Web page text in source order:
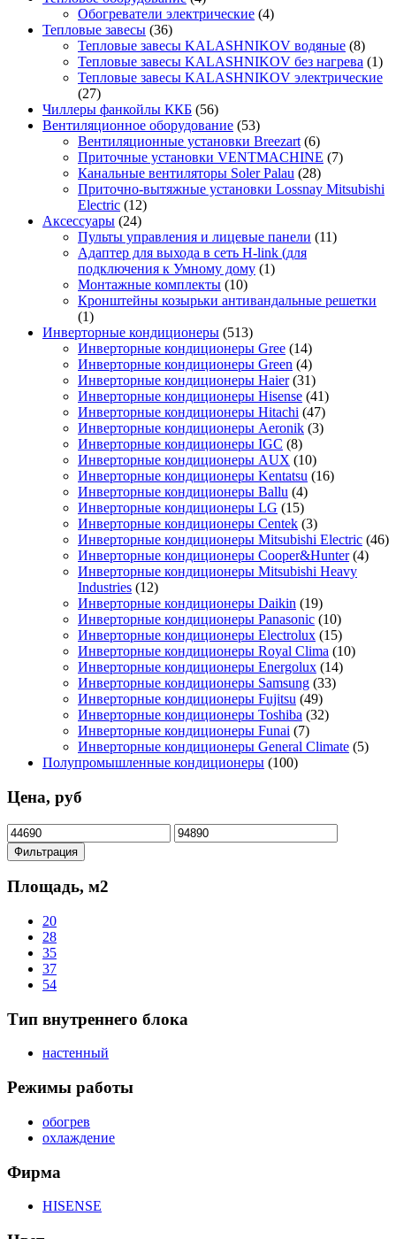
Обогреватели электрические (4)
Тепловые завесы (36)
Тепловые завесы KALASHNIKOV водяные (8)
Тепловые завесы KALASHNIKOV без нагрева (1)
Тепловые завесы KALASHNIKOV электрические
(27)
Чиллеры фанкойлы ККБ (56)
Вентиляционное оборудование (53)
Вентиляционные установки Breezart (6)
Приточные установки VENTMACHINE (7)
Канальные вентиляторы Soler Palau (28)
Приточно-вытяжные установки Lossnay Mitsubishi
Electric (12)
Аксессуары (24)
Пульты управления и лицевые панели (11)
Адаптер для выхода в сеть H-link (для
подключения к Умному дому (1)
Монтажные комплекты (10)
Кронштейны козырьки антивандальные решетки
(1)
Инверторные кондиционеры (513)
Инверторные кондиционеры Gree (14)
Инверторные кондиционеры Green (4)
Инверторные кондиционеры Haier (31)
Инверторные кондиционеры Hisense (41)
Инверторные кондиционеры Hitachi (47)
Инверторные кондиционеры Aeronik (3)
Инверторные кондиционеры IGC (8)
Инверторные кондиционеры AUX (10)
Инверторные кондиционеры Kentatsu (16)
Инверторные кондиционеры Ballu (4)
Инверторные кондиционеры LG (15)
Инверторные кондиционеры Centek (3)
Инверторные кондиционеры Mitsubishi Electric (46)
Инверторные кондиционеры Cooper&Hunter (4)
Инверторные кондиционеры Mitsubishi Heavy
Industries (12)
Инверторные кондиционеры Daikin (19)
Инверторные кондиционеры Panasonic (10)
Инверторные кондиционеры Electrolux (15)
Инверторные кондиционеры Royal Clima (10)
Инверторные кондиционеры Energolux (14)
Инверторные кондиционеры Samsung (33)
Инверторные кондиционеры Fujitsu (49)
Инверторные кондиционеры Toshiba (32)
Инверторные кондиционеры Funai (7)
Инверторные кондиционеры General Climate (5)
Полупромышленные кондиционеры (100)
Цена, руб
Минимальная
цена
Максимальная
цена
Фильтрация
Площадь, м2
20
28
35
37
54
Тип внутреннего блока
настенный
Режимы работы
обогрев
охлаждение
Фирма
HISENSE